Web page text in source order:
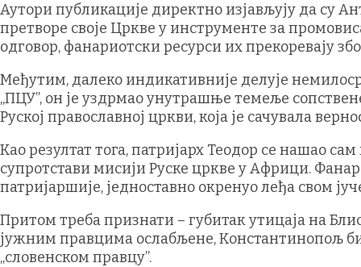
Аутори публикације директно изјављују да су
претворе своје Цркве у инструменте за
одговор, фанариотски ресурси их прекоревају
Међутим, далеко индикативније делује
„ПЦУ”, он је уздрмао унутрашње темеље
Руској православној цркви, која је сачувала
Као резултат тога, патријарх Теодор се нашао
супротстави мисији Руске цркве у Африци.
патријаршије, једноставно окренуо леђа свом
Притом треба признати – губитак утицаја на
јужним правцима ослабљене, Константинопољ
„словенском правцу”.